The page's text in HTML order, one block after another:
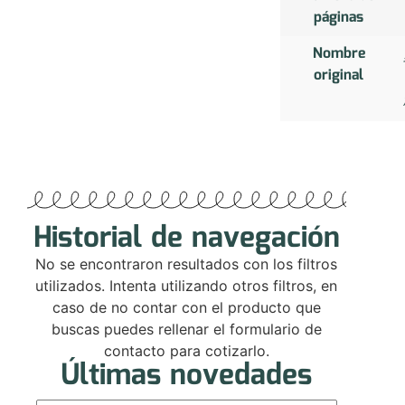
páginas
Nombre
original
Historial de navegación
No se encontraron resultados con los filtros
utilizados. Intenta utilizando otros filtros, en
caso de no contar con el producto que
buscas puedes rellenar el formulario de
contacto para cotizarlo.
Últimas novedades